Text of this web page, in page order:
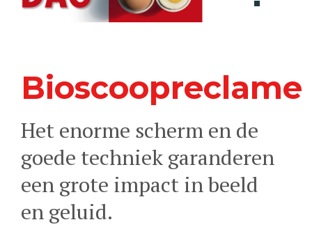
Bioscoopreclame
Het enorme scherm en de
goede techniek garanderen
een grote impact in beeld
en geluid.